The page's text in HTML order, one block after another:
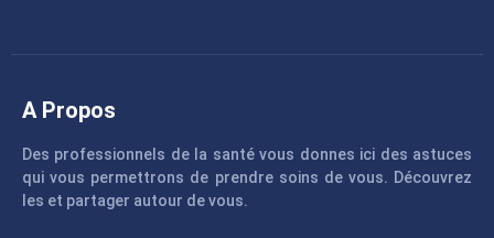
A Propos
Des professionnels de la santé vous donnes ici des astuces
qui vous permettrons de prendre soins de vous. Découvrez
les et partager autour de vous.